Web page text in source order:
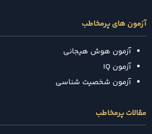
آزمون های پرمخاطب
آزمون هوش هیجانی
آزمون IQ
آزمون شخصیت شناسی
مقالات پرمخاطب